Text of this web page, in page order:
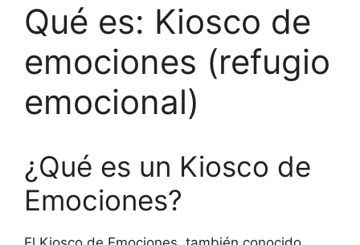
Qué es: Kiosco de
emociones (refugio
emocional)
¿Qué es un Kiosco de
Emociones?